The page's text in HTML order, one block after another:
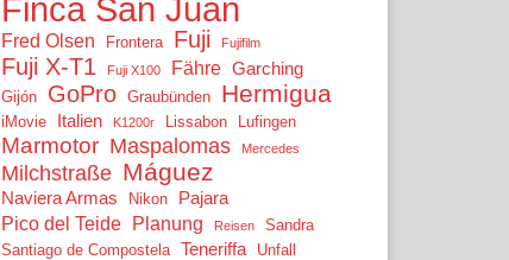
Finca San Juan
Fred Olsen Frontera Fuji Fujifilm
Fuji X-T1 Fuji X100 Fähre Garching
Gijón GoPro Graubünden Hermigua
iMovie Italien K1200r Lissabon Lufingen
Marmotor Maspalomas Mercedes
Milchstraße Máguez
Naviera Armas Nikon Pajara
Pico del Teide Planung Reisen
Sandra
Santiago de Compostela Teneriffa
Unfall